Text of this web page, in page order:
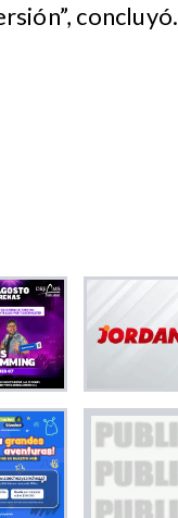
concluyó.